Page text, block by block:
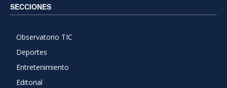
SECCIONES
Observatorio TIC
Deportes
Entretenimiento
Editorial